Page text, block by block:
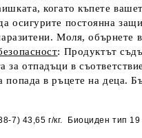
когато къпете
осигурите постоянна
Моля, обърнете
: Продуктът
отпадъци в
в ръцете на деца.
43,65 г/кг.  Биоциден тип